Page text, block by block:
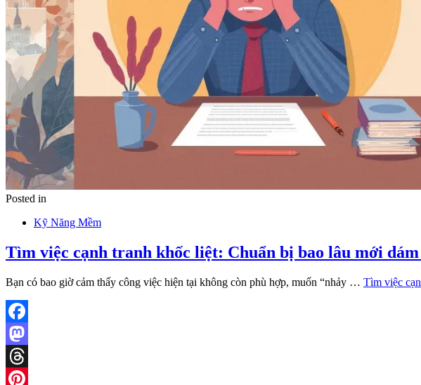
Posted in
Kỹ Năng Mềm
Tìm việc cạnh tranh khốc liệt: Chuẩn bị bao lâu mới
Bạn có bao giờ cảm thấy công việc hiện tại không còn phù hợp, muốn “nhảy … Tìm việc
Facebook
Mastodon
Threads